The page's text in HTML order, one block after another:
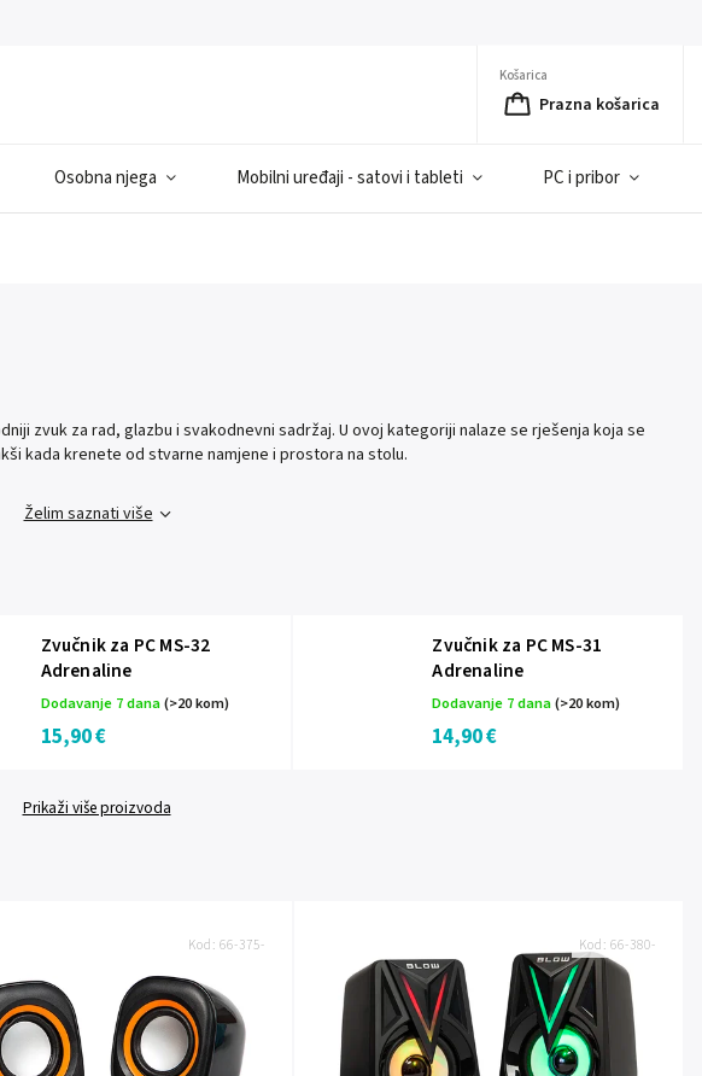
Košarica
Prazna košarica
Osobna njega Mobilni uređaji - satovi i tableti PC i pribor
zvuk za rad, glazbu i svakodnevni sadržaj. U ovoj kategoriji nalaze se rješenja koja se
kada krenete od stvarne namjene i prostora na stolu.
Želim saznati više
Zvučnik za PC MS-32
Adrenaline
Dodavanje 7 dana(>20 kom)
15,90 €
Zvučnik za PC MS-31
Adrenaline
Dodavanje 7 dana(>20 kom)
14,90 €
Prikaži više proizvoda
Kod: 66-375- Kod: 66-380-